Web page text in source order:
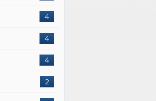
4
4
4
2